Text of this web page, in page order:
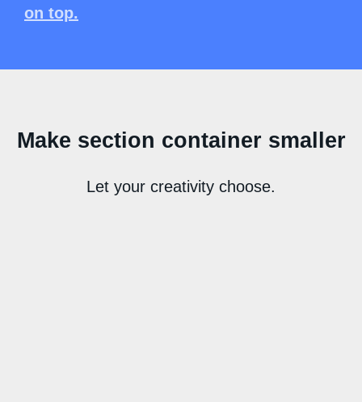
on top.
Make section container smaller
Let your creativity choose.